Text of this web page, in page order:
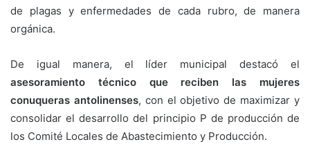
de plagas y enfermedades de cada rubro, de manera
orgánica.
De igual manera, el líder municipal destacó el
asesoramiento técnico que reciben las mujeres
conuqueras antolinenses, con el objetivo de maximizar y
consolidar el desarrollo del principio P de producción de
los Comité Locales de Abastecimiento y Producción.